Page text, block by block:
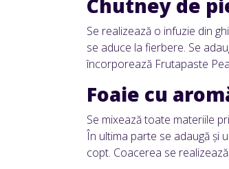
Chutney de
Se realizează o infuzie din
se aduce la fierbere. Se
încorporează Frutapaste
Foaie cu
Se mixează toate materiile
În ultima parte se adaugă și
copt. Coacerea se